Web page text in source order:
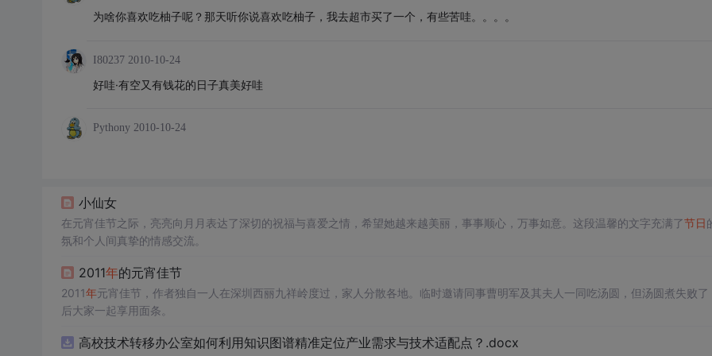
为啥你喜欢吃柚子呢？那天听你说喜欢吃柚子，我去超市买了一个，有些苦哇。。。。
I80237 2010-10-24
好哇·有空又有钱花的日子真美好哇
Pythony 2010-10-24
小仙女
在元宵佳节之际，亮亮向月月表达了深切的祝福与喜爱之情，希望她越来越美丽，事事顺心，万事如意。这段温馨的文字充满了节日
氛和个人间真挚的情感交流。
2011年的元宵佳节
2011年元宵佳节，作者独自一人在深圳西丽九祥岭度过，家人分散各地。临时邀请同事曹明军及其夫人一同吃汤圆，但汤圆煮失败了
后大家一起享用面条。
高校技术转移办公室如何利用知识图谱精准定位产业需求与技术适配点？.docx